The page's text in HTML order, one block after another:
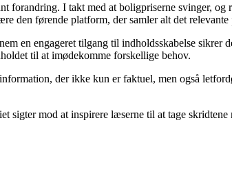
I takt med at boligpriserne svinger, og
den førende platform, der samler alt det relevante
en engageret tilgang til indholdsskabelse
til at imødekomme forskellige behov.
der ikke kun er faktuel, men også
mod at inspirere læserne til at tage skridtene